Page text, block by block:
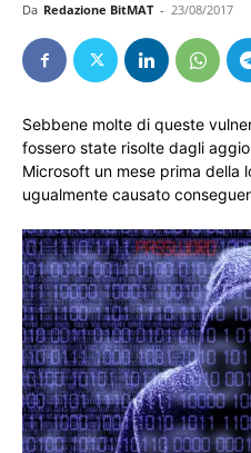
Da Redazione BitMAT - 23/08/2017
Sebbene molte di queste
fossero state risolte dagli
Microsoft un mese prima della
ugualmente causato